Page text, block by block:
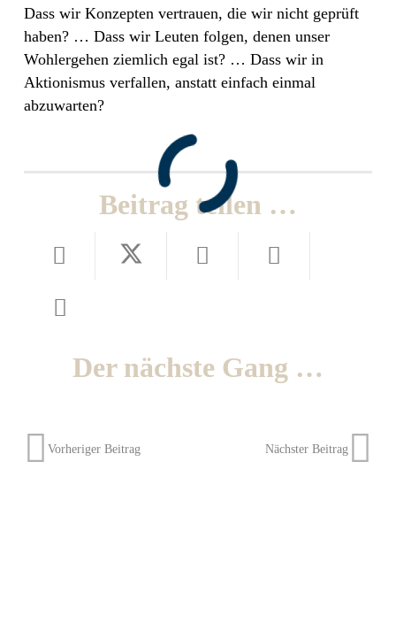
Dass wir Konzepten vertrauen, die wir nicht geprüft
haben? … Dass wir Leuten folgen, denen unser
Wohlergehen ziemlich egal ist? … Dass wir in
Aktionismus verfallen, anstatt einfach einmal
abzuwarten?
Beitrag teilen …
Der nächste Gang …
Vorheriger Beitrag Nächster Beitrag